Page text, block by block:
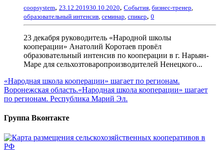
coopsystem, 23.12.201930.10.2020, События, бизнес-тренер,
образовательный интенсив, семинар, спикер, 0
23 декабря руководитель «Народной школы
кооперации» Анатолий Коротаев провёл
образовательный интенсив по кооперации в г. Нарьян-
Маре для сельхозтоваропроизводителей Ненецкого...
«Народная школа кооперации» шагает по регионам.
Воронежская область.«Народная школа кооперации» шагает
по регионам. Республика Марий Эл.
Группа Вконтакте